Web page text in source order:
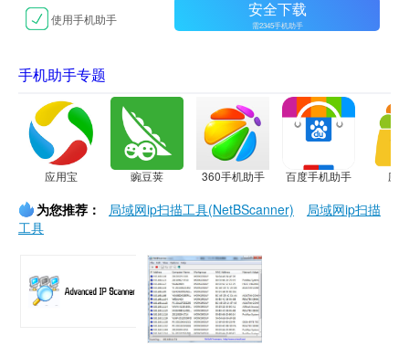
使用手机助手 安全下载
需2345手机助手
手机助手专题
应用宝 豌豆荚 360手机助手 百度手机助手 应
为您推荐： 局域网ip扫描工具(NetBScanner)
局域网ip扫描
工具